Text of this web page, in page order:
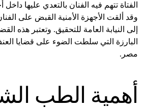
الفتاة تتهم فيه الفنان بالتعدي عليها داخل
وقد ألقت الأجهزة الأمنية القبض على
إلى النيابة العامة للتحقيق. وتعتبر هذه
البارزة التي سلطت الضوء على قضايا
مصر.
أهمية الطب